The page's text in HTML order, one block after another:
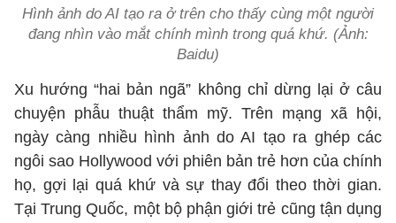
Hình ảnh do AI tạo ra ở trên cho thấy cùng một người
đang nhìn vào mắt chính mình trong quá khứ. (Ảnh:
Baidu)
Xu hướng “hai bản ngã” không chỉ dừng lại ở câu
chuyện phẫu thuật thẩm mỹ. Trên mạng xã hội,
ngày càng nhiều hình ảnh do AI tạo ra ghép các
ngôi sao Hollywood với phiên bản trẻ hơn của chính
họ, gợi lại quá khứ và sự thay đổi theo thời gian.
Tại Trung Quốc, một bộ phận giới trẻ cũng tận dụng